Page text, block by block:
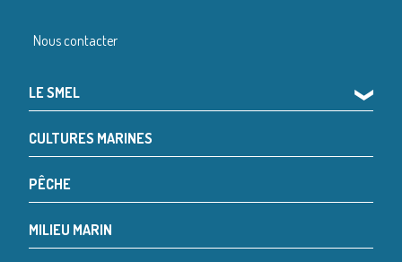
Nous contacter
LE SMEL ❯
CULTURES MARINES
PÊCHE
MILIEU MARIN